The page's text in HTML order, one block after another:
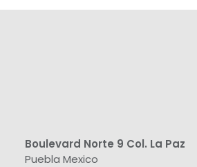
Boulevard Norte 9 Col. La Paz
Puebla Mexico